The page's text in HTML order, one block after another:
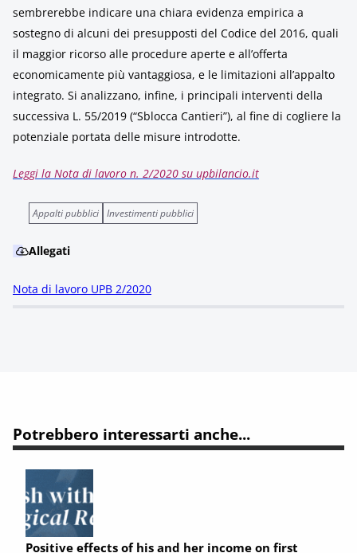
sembrerebbe indicare una chiara evidenza empirica a
sostegno di alcuni dei presupposti del Codice del 2016, quali
il maggior ricorso alle procedure aperte e all’offerta
economicamente più vantaggiosa, e le limitazioni all’appalto
integrato. Si analizzano, infine, i principali interventi della
successiva L. 55/2019 (“Sblocca Cantieri”), al fine di cogliere la
potenziale portata delle misure introdotte.
Leggi la Nota di lavoro n. 2/2020 su upbilancio.it
Appalti pubblici Investimenti pubblici
Allegati
Nota di lavoro UPB 2/2020
Potrebbero interessarti anche...
Positive effects of his and her income on first